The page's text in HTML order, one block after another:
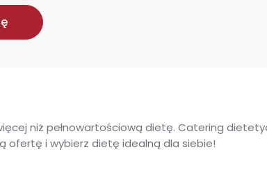
niż pełnowartościową dietę. Catering
ofertę i wybierz dietę idealną dla siebie!